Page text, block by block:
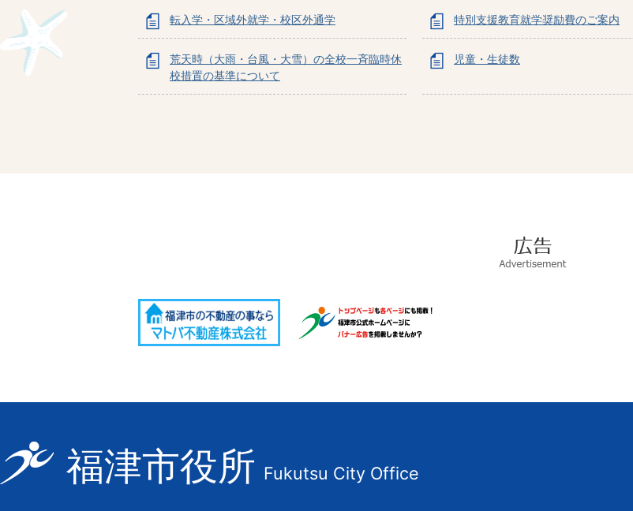
転入学・区域外就学・校区外通学 特別支援教育就学奨励費のご案内
荒天時（大雨・台風・大雪）の全校一斉臨時休
校措置の基準について
児童・生徒数
告
福
津
福津市役所 Fukutsu City Office